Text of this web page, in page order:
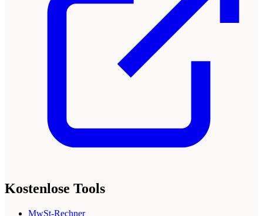
Kostenlose Tools
MwSt-Rechner